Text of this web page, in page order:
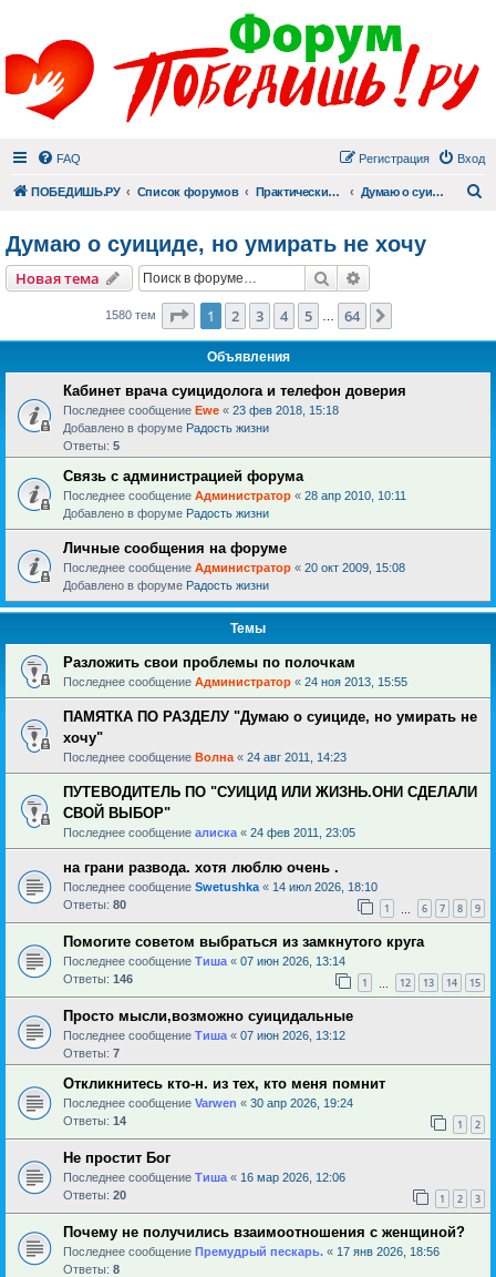
FAQ Вход
Регистрация
ПОБЕДИШЬ.РУ Список форумов Практический раздел Думаю о суициде, но умирать не хочу
Думаю о суициде, но умирать не хочу
Новая тема Поиск
1580 тем Страница из 64
1 2 3 4 5 64
Объявления
Кабинет врача суицидолога и телефон доверия
Последнее сообщение Ewe « 23 фев 2018, 15:18
Добавлено в форуме Радость жизни
Ответы: 5
Связь с администрацией форума
Последнее сообщение Администратор « 28 апр 2010, 10:11
Добавлено в форуме Радость жизни
Личные сообщения на форуме
Последнее сообщение Администратор « 20 окт 2009, 15:08
Добавлено в форуме Радость жизни
Темы
Разложить свои проблемы по полочкам
Последнее сообщение Администратор « 24 ноя 2013, 15:55
ПАМЯТКА ПО РАЗДЕЛУ "Думаю о суициде, но умирать не
хочу"
Последнее сообщение Волна « 24 авг 2011, 14:23
ПУТЕВОДИТЕЛЬ ПО "СУИЦИД ИЛИ ЖИЗНЬ.ОНИ СДЕЛАЛИ
СВОЙ ВЫБОР"
Последнее сообщение алиска « 24 фев 2011, 23:05
на грани развода. хотя люблю очень .
Последнее сообщение Swetushka « 14 июл 2026, 18:10
Ответы: 80 1 6 7 8 9
Помогите советом выбраться из замкнутого круга
Последнее сообщение Тиша « 07 июн 2026, 13:14
Ответы: 146 1 12 13 14 15
Просто мысли,возможно суицидальные
Последнее сообщение Тиша « 07 июн 2026, 13:12
Ответы: 7
Откликнитесь кто-н. из тех, кто меня помнит
Последнее сообщение Varwen « 30 апр 2026, 19:24
Ответы: 14 1 2
Не простит Бог
Последнее сообщение Тиша « 16 мар 2026, 12:06
Ответы: 20 1 2 3
Почему не получились взаимоотношения с женщиной?
Последнее сообщение Премудрый пескарь. « 17 янв 2026, 18:56
Ответы: 8